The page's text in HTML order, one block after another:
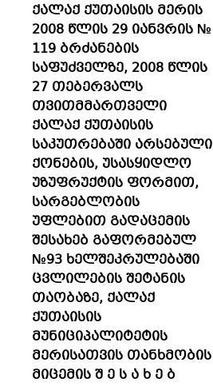
ქალაქ ქუთაისის მერის
2008 წლის 29 იანვრის №
119 ბრძანების
საფუძველზე, 2008 წლის
27 თებერვალს
თვითმმართველი
ქალაქ ქუთაისის
საკუთრებაში არსებული
ქონების, უსასყიდლო
უზუფრუქტის ფორმით,
სარგებლობის
უფლებით გადაცემის
შესახებ გაფორმებულ
№93 ხელშეკრულებაში
ცვლილების შეტანის
თაობაზე, ქალაქ
ქუთაისის
მუნიციპალიტეტის
მერისათვის თანხმობის
მიცემის შ ე ს ა ხ ე ბ